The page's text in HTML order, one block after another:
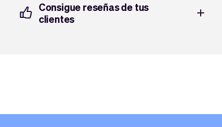
Consigue reseñas de tus
clientes